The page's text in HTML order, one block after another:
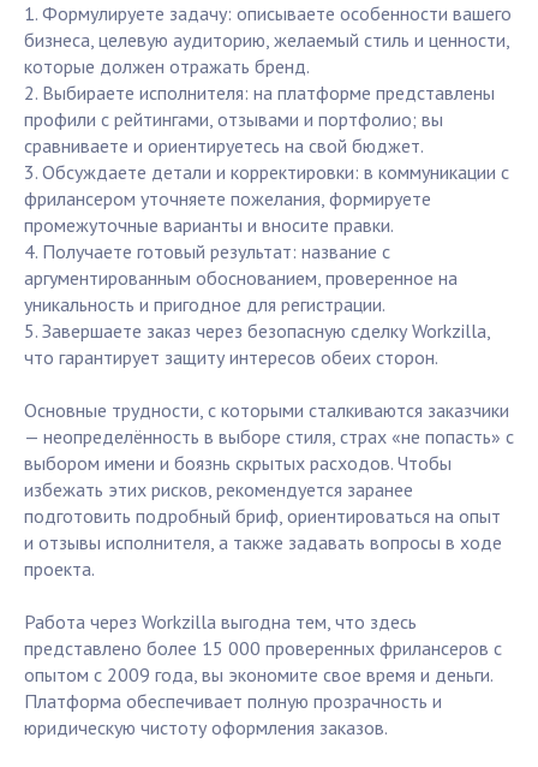
1. Формулируете задачу: описываете особенности вашего
бизнеса, целевую аудиторию, желаемый стиль и ценности,
которые должен отражать бренд.
2. Выбираете исполнителя: на платформе представлены
профили с рейтингами, отзывами и портфолио; вы
сравниваете и ориентируетесь на свой бюджет.
3. Обсуждаете детали и корректировки: в коммуникации с
фрилансером уточняете пожелания, формируете
промежуточные варианты и вносите правки.
4. Получаете готовый результат: название с
аргументированным обоснованием, проверенное на
уникальность и пригодное для регистрации.
5. Завершаете заказ через безопасную сделку Workzilla,
что гарантирует защиту интересов обеих сторон.
Основные трудности, с которыми сталкиваются заказчики
— неопределённость в выборе стиля, страх «не попасть» с
выбором имени и боязнь скрытых расходов. Чтобы
избежать этих рисков, рекомендуется заранее
подготовить подробный бриф, ориентироваться на опыт
и отзывы исполнителя, а также задавать вопросы в ходе
проекта.
Работа через Workzilla выгодна тем, что здесь
представлено более 15 000 проверенных фрилансеров с
опытом с 2009 года, вы экономите свое время и деньги.
Платформа обеспечивает полную прозрачность и
юридическую чистоту оформления заказов.